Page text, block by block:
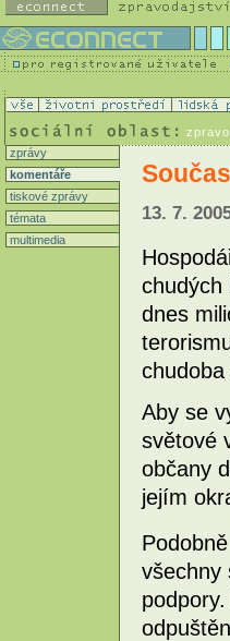
zprávy
komentáře
tiskové zprávy
témata
multimedia
13. 7.
chudých
dnes
Aby se
světové
občany
jejím
všechny